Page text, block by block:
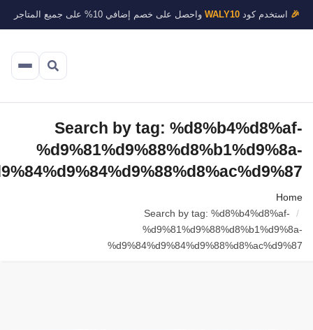
استخدم كودWALY10واحصل على خصم إضافي 10% على جميع المتاجر
Search by tag:
Search by tag: %d8%b4%d8%af-